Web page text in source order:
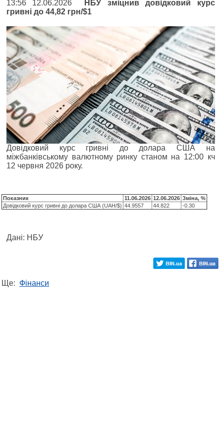
13:56 12.06.2026
НБУ зміцнив довідковий курс
гривні до 44,82 грн/$1
Довідковий курс гривні до долара США на
міжбанківському валютному ринку станом на 12:00 кч
12 червня 2026 року.
Показник 11.06.2026 12.06.2026 Зміна, %
Довідковий курс гривні до долара США (UAH/$) 44.9557 44.822 -0.30
Дані: НБУ
Ще: Фінанси